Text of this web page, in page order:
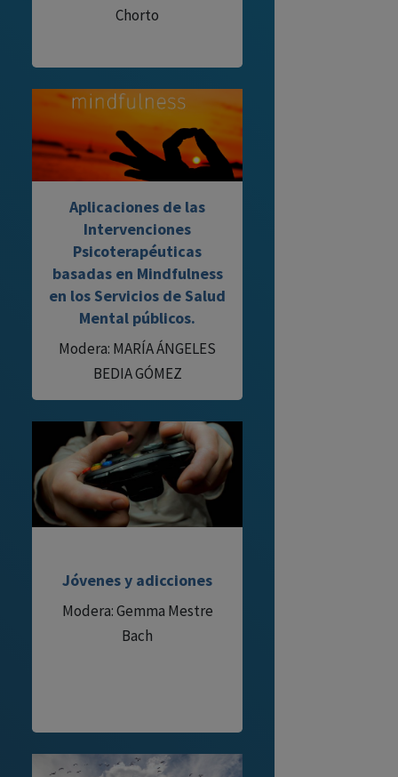
Chorto
Aplicaciones de las
Intervenciones
Psicoterapéuticas
basadas en Mindfulness
en los Servicios de Salud
Mental públicos.
Modera: MARÍA ÁNGELES
BEDIA GÓMEZ
Jóvenes y adicciones
Modera: Gemma Mestre
Bach